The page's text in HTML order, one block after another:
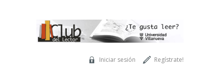
Regístrate!
Iniciar sesión